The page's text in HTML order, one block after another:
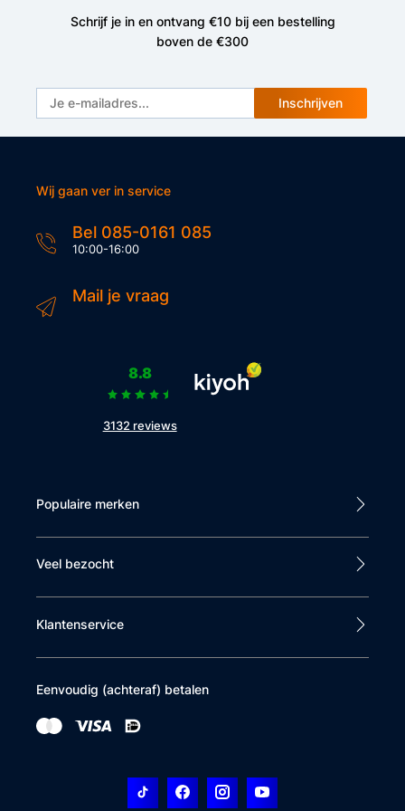
kb-P846731
Polisport
Type
Geschikt voor
Bevestiging
Verstelbare voetsteun
⇄ Vergelijk
Klantbeoordelingen
Dit product heeft nog geen beoordelingen
Schrijf je in en ontvang €10 bij een bestelling
boven de €300
Inschrijven
Wij gaan ver in service
Bel 085-0161 085
10:00-16:00
Mail je vraag
8.8
3132 reviews
Populaire merken
Veel bezocht
Klantenservice
Eenvoudig (achteraf) betalen